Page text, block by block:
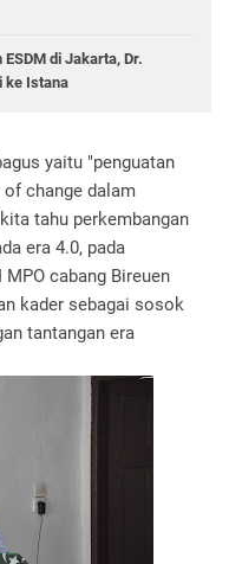
di Jakarta, Dr.
ke Istana
yaitu "penguatan
change dalam
tahu perkembangan
era 4.0, pada
cabang Bireuen
kader sebagai sosok
tantangan era